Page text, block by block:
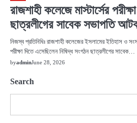
রাজশাহী কলেজে মাস্টার্সের
ছাত্রলীগের সাবেক সভাপতি
নিজস্ব প্রতিনিধিঃ রাজশাহী কলেজের ইসলামের ইতিহাস ও
পরীক্ষা দিতে এসেছিলেন নিষিদ্ধ সংগঠন ছাত্রলীগের সাবেক…
byadminJune 28, 2026
Search